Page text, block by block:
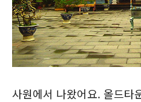
사원에서 나왔어요. 올드타